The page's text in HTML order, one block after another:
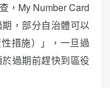
，My Number Card
，部分自治體可以
措施）」，一旦過
過期前趕快到區役